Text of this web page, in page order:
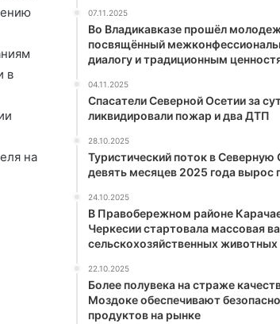
в
на
07.11.2025
Во Владикавказе прошёл
посвящённый
диалогу и традиционным
04.11.2025
Спасатели Северной Осетии за
ликвидировали пожар и два ДТП
28.10.2025
Туристический поток в Северную
девять месяцев 2025 года вырос
24.10.2025
В Правобережном районе
Черкесии стартовала массовая
сельскохозяйственных животных
22.10.2025
Более полувека на страже
Моздоке обеспечивают
продуктов на рынке